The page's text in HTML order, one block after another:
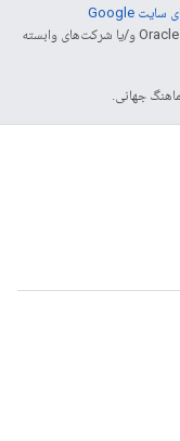
خطمشی‌های سایت Google
مراجعه کنید. جاوا علامت تجاری ثبت‌شده Oracle و/یا شرکت‌های وابسته